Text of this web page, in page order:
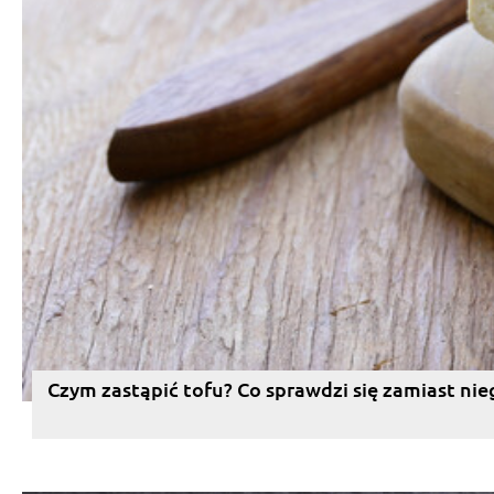
Czym zastąpić tofu? Co sprawdzi się zamiast